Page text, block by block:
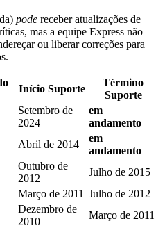
pode receber atualizações de
mas a equipe Express não
ou liberar correções para
Início Suporte
Término
Suporte
Setembro de
2024
em
andamento
Abril de 2014
em
andamento
Outubro de
2012
Julho de 2015
Março de 2011 Julho de 2012
Dezembro de
2010
Março de 2011